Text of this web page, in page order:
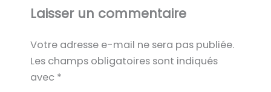
Laisser un commentaire
Votre adresse e-mail ne sera pas publiée.
Les champs obligatoires sont indiqués
avec *